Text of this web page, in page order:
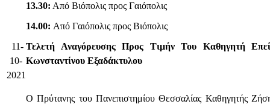
13.30: Από Βιόπολις προς Γαιόπολις
14.00: Από Γαιόπολις προς Βιόπολις
11-
10-
2021
Τελετή Αναγόρευσης Προς Τιμήν Του Καθηγητή
Κωνσταντίνου Εξαδάκτυλου
Ο Πρύτανης του Πανεπιστημίου Θεσσαλίας Καθηγητής